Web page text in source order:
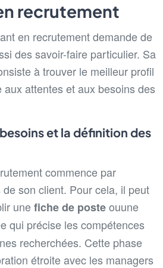
recrutement
en recrutement demande de
des savoir-faire particulier. Sa
à trouver le meilleur profil
attentes et aux besoins des
et la définition des
commence par
son client. Pour cela, il peut
unefiche de posteouune
qui précise les compétences
recherchées. Cette phase
étroite avec les managers